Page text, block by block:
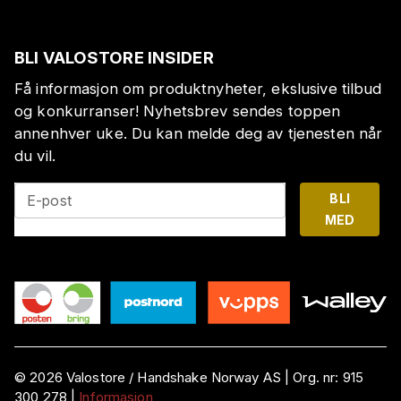
BLI VALOSTORE INSIDER
Få informasjon om produktnyheter, ekslusive tilbud
og konkurranser! Nyhetsbrev sendes toppen
annenhver uke. Du kan melde deg av tjenesten når
du vil.
E-post
BLI
MED
©2026 Valostore / Handshake Norway AS |Org. nr: 915
300 278
Informasjon